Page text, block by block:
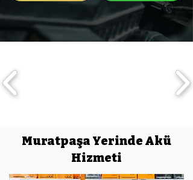
Muratpaşa Yerinde Akü
Hizmeti